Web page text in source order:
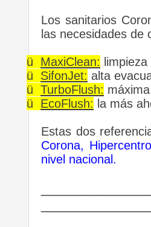
Los sanitarios
las necesidades de
ü MaxiClean:
ü
SifonJet: alta
ü TurboFlush:
ü
EcoFlush: la más
Estas dos
Corona,
nivel nacional.